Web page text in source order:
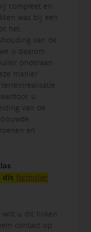
compleet en
was bij een
het
van de
u daarom
onderaan
manier
u
van de
en
ditformulier
wilt u dit linken
contact op